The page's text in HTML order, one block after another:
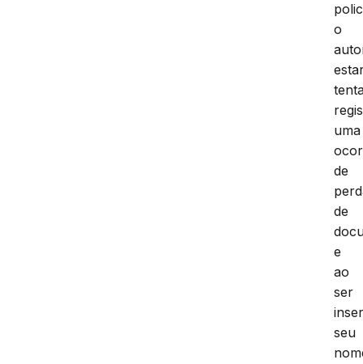
o
uma
de
de
e
ao
ser
seu